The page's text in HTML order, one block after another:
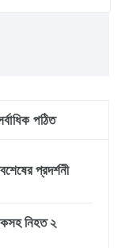
পঠিত
প্রদর্শনী
নিহত ২